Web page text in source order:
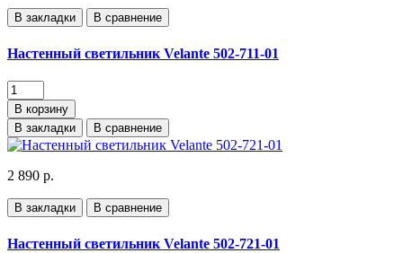
В закладки В сравнение
Настенный светильник Velante 502-711-01
В корзину
В закладки
В сравнение
2 890 р.
В закладки В сравнение
Настенный светильник Velante 502-721-01